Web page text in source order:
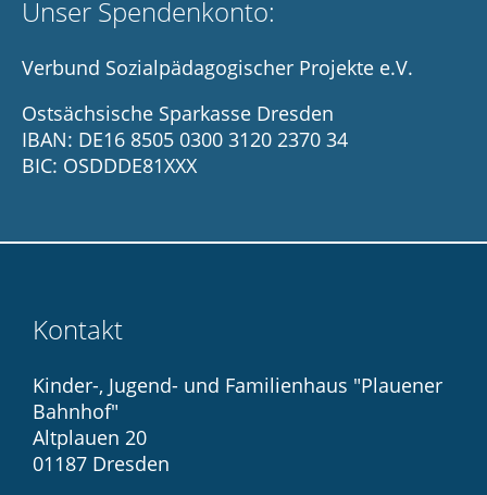
Unser Spendenkonto:
Verbund Sozialpädagogischer Projekte e.V.
Ostsächsische Sparkasse Dresden
IBAN: DE16 8505 0300 3120 2370 34
BIC: OSDDDE81XXX
Kontakt
Kinder-, Jugend- und Familienhaus "Plauener
Bahnhof"
Altplauen 20
01187 Dresden